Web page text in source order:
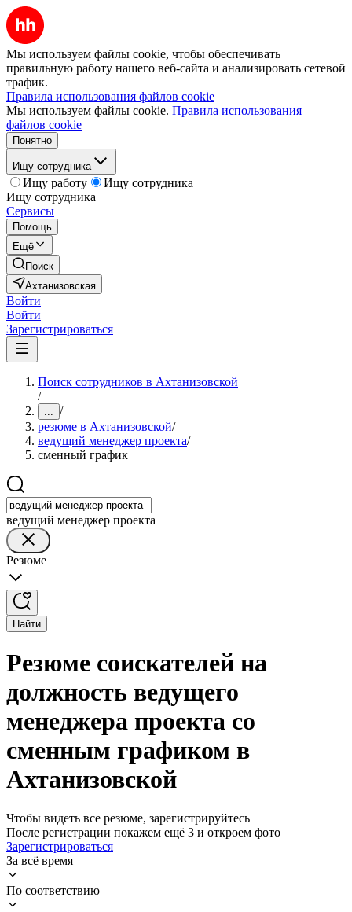
Мы используем файлы cookie, чтобы обеспечивать
правильную работу нашего веб-сайта и анализировать сетевой
трафик.
Правила использования файлов cookie
Мы используем файлы cookie. Правила использования
файлов cookie
Понятно
Ищу сотрудника
Ищу работу
Ищу сотрудника
Ищу сотрудника
Сервисы
Помощь
Ещё
Поиск
Ахтанизовская
Войти
Войти
Зарегистрироваться
Поиск сотрудников в Ахтанизовской
/
... /
резюме в Ахтанизовской/
ведущий менеджер проекта/
сменный график
ведущий менеджер проекта
Резюме
Найти
Резюме соискателей на
должность ведущего
менеджера проекта со
сменным графиком в
Ахтанизовской
Чтобы видеть все резюме, зарегистрируйтесь
После регистрации покажем ещё 3 и откроем фото
Зарегистрироваться
За всё время
По соответствию